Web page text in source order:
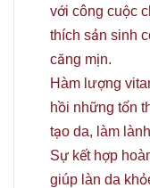
với công cuộc
thích sản sinh
căng mịn.
Hàm lượng
hồi những tổn
tạo da, làm
Sự kết hợp
giúp làn da